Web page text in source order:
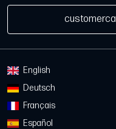
English
Deutsch
Français
Español